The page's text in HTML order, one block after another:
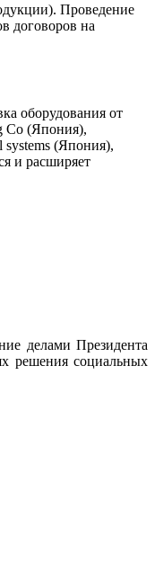
Проведение
договоров на
оборудования от
Co (Япония),
(Япония),
и расширяет
делами Президента
решения социальных